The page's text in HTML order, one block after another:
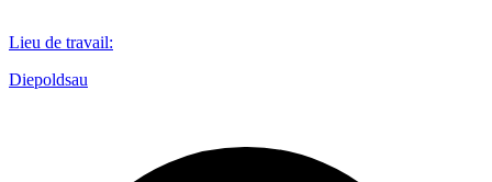
Lieu de travail:
Diepoldsau